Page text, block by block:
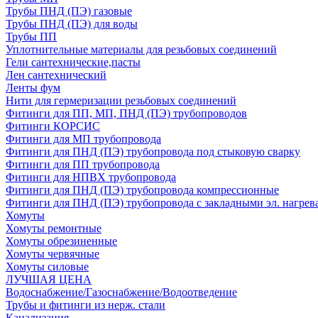
Трубы ПНД (ПЭ) газовые
Трубы ПНД (ПЭ) для воды
Трубы ПП
Уплотнительные материалы для резьбовых соединений
Гели сантехнические,пасты
Лен сантехнический
Ленты фум
Нити для гермеризации резьбовых соединений
Фитинги для ПП, МП, ПНД (ПЭ) трубопроводов
Фитинги КОРСИС
Фитинги для МП трубопровода
Фитинги для ПНД (ПЭ) трубопровода под стыковую сварку
Фитинги для ПП трубопровода
Фитинги для НПВХ трубопровода
Фитинги для ПНД (ПЭ) трубопровода компрессионные
Фитинги для ПНД (ПЭ) трубопровода с закладными эл.
Хомуты
Хомуты ремонтные
Хомуты обрезиненные
Хомуты червячные
Хомуты силовые
ЛУЧШАЯ ЦЕНА
Водоснабжение/Газоснабжение/Водоотведение
Трубы и фитинги из нерж. стали